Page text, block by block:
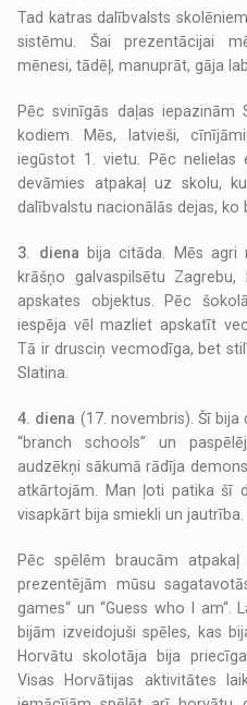
Tad katras dalībvalsts
sistēmu. Šai prezentācijai
mēnesi, tādēļ, manuprāt, gāja
Pēc svinīgās daļas
kodiem. Mēs, latvieši,
iegūstot 1. vietu. Pēc nelielas
devāmies atpakaļ uz skolu,
dalībvalstu nacionālās dejas,
3. diena bija citāda. Mēs agri
krāšņo galvaspilsētu
apskates objektus. Pēc
iespēja vēl mazliet apskatīt
Tā ir drusciņ vecmodīga, bet
Slatina.
4. diena (17. novembris). Šī
“branch schools” un
audzēkņi sākumā rādīja
atkārtojām. Man ļoti patika šī
visapkārt bija smiekli un jautrība.
Pēc spēlēm braucām
prezentējām mūsu
games“ un “Guess who I am“.
bijām izveidojuši spēles, kas
Horvātu skolotāja bija
Visas Horvātijas aktivitātes